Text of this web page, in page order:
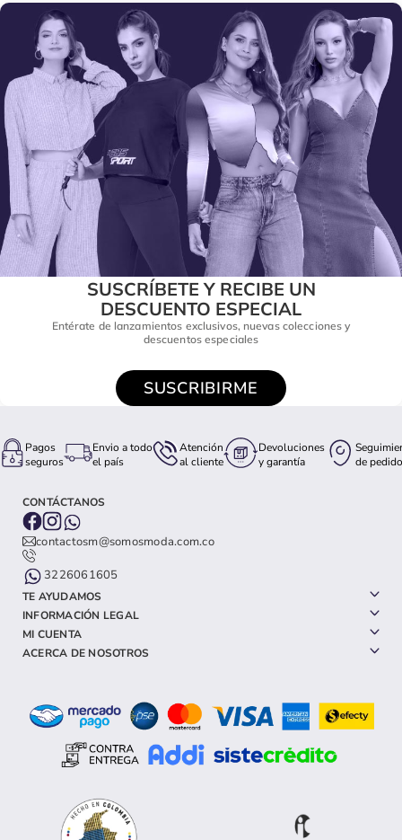
SUSCRÍBETE Y RECIBE UN
DESCUENTO ESPECIAL
Entérate de lanzamientos exclusivos, nuevas colecciones y
descuentos especiales
SUSCRIBIRME
Pagos
seguros
Envio a todo
el país
Atención
al cliente
Devoluciones
y garantía
de pedido
CONTÁCTANOS
contactosm@somosmoda.com.co
3226061605
TE AYUDAMOS
INFORMACIÓN LEGAL
MI CUENTA
ACERCA DE NOSOTROS